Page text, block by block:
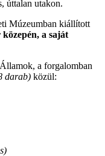
úttalan utakon.
Múzeumban kiállított
közepén, a saját
a forgalomban
darab) közül: